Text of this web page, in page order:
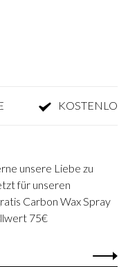
KOSTENLOSE
unsere Liebe zu
für unseren
Carbon Wax Spray
75€